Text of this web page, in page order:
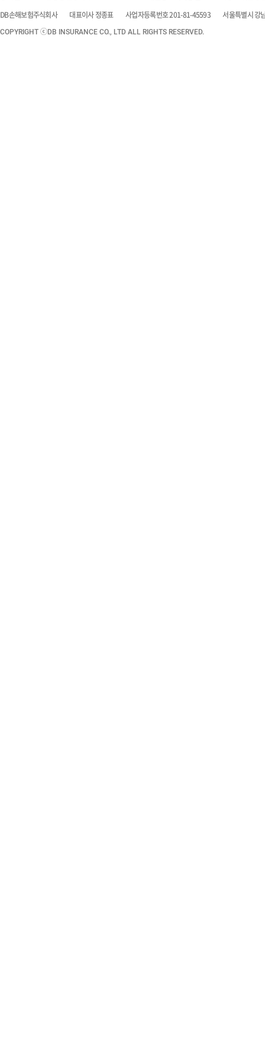
DB손해보험주식회사 대표이사 정종표 사업자등록번호 201-81-45593 서울특별시 강
COPYRIGHT ⓒDB INSURANCE CO., LTD ALL RIGHTS RESERVED.